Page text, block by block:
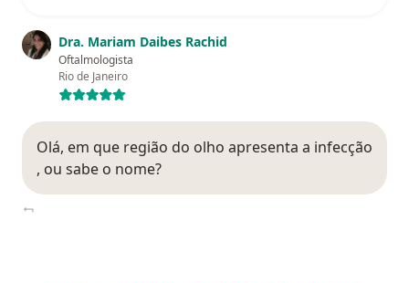
Dra. Mariam Daibes Rachid
Oftalmologista
Rio de Janeiro
Olá, em que região do olho apresenta a infecção
, ou sabe o nome?